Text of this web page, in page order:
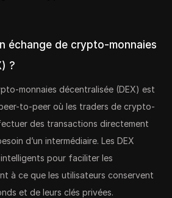
échange de crypto-monnaies
?
monnaies décentralisée (DEX) est
to-peer où les traders de crypto-
des transactions directement
d’un intermédiaire. Les DEX
pour faciliter les
à ce que les utilisateurs conservent
et de leurs clés privées.